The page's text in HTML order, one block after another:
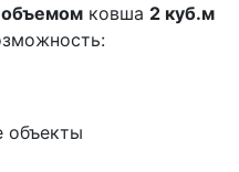
объемом ковша 2 куб.м
объекты